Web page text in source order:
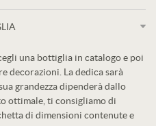
una bottiglia in catalogo e poi
decorazioni. La dedica sarà
grandezza dipenderà dallo
ottimale, ti consigliamo di
di dimensioni contenute e